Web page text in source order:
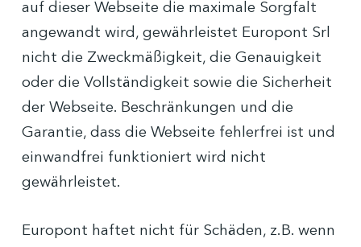
auf dieser Webseite die maximale Sorgfalt
angewandt wird, gewährleistet Europont Srl
nicht die Zweckmäßigkeit, die Genauigkeit
oder die Vollständigkeit sowie die Sicherheit
der Webseite. Beschränkungen und die
Garantie, dass die Webseite fehlerfrei ist und
einwandfrei funktioniert wird nicht
gewährleistet.
Europont haftet nicht für Schäden, z.B. wenn